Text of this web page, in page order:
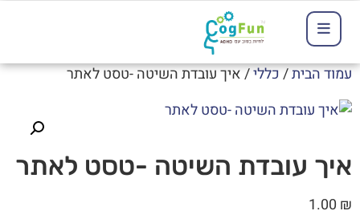
עמוד הבית/כללי/ איך עובדת השיטה -טסט לאתר
איך עובדת השיטה -טסט לאתר
1.00 ₪